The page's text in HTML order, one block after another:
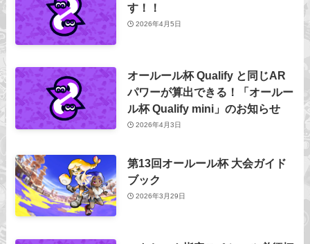
す！！
2026年4月5日
オールール杯 Qualify と同じAR
パワーが算出できる！「オールー
ル杯 Qualify mini」のお知らせ
2026年4月3日
第13回オールール杯 大会ガイド
ブック
2026年3月29日